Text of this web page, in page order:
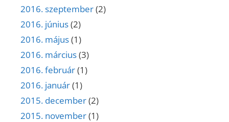
2016. szeptember(2)
2016. június(2)
2016. május(1)
2016. március(3)
2016. február(1)
2016. január(1)
2015. december(2)
2015. november(1)